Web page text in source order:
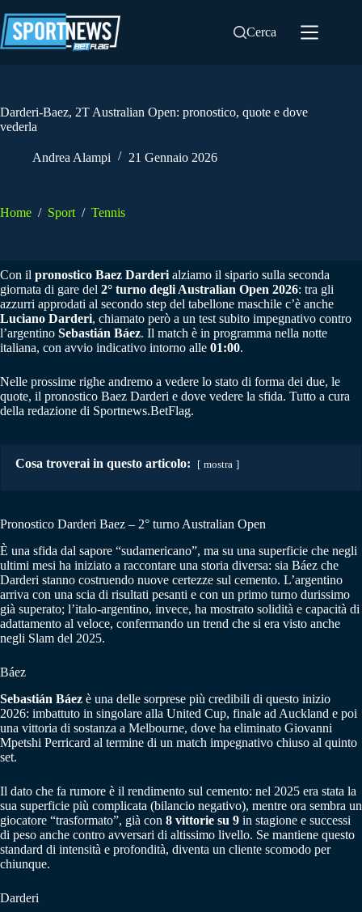
al
contenuto
Cerca
Darderi-Baez, 2T Australian Open: pronostico, quote e dove
vederla
Andrea Alampi 21 Gennaio 2026
Home / Sport / Tennis
Con il pronostico Baez Darderi alziamo il sipario sulla seconda
giornata di gare del 2° turno degli Australian Open 2026: tra gli
azzurri approdati al secondo step del tabellone maschile c’è anche
Luciano Darderi, chiamato però a un test subito impegnativo contro
l’argentino Sebastián Báez. Il match è in programma nella notte
italiana, con avvio indicativo intorno alle 01:00.
Nelle prossime righe andremo a vedere lo stato di forma dei due, le
quote, il pronostico Baez Darderi e dove vedere la sfida. Tutto a cura
della redazione di Sportnews.BetFlag.
Cosa troverai in questo articolo: mostra
Pronostico Darderi Baez – 2° turno Australian Open
È una sfida dal sapore “sudamericano”, ma su una superficie che negli
ultimi mesi ha iniziato a raccontare una storia diversa: sia Báez che
Darderi stanno costruendo nuove certezze sul cemento. L’argentino
arriva con una scia di risultati pesanti e con un primo turno durissimo
già superato; l’italo-argentino, invece, ha mostrato solidità e capacità di
adattamento al veloce, confermando un trend che si era visto anche
negli Slam del 2025.
Báez
Sebastián Báez è una delle sorprese più credibili di questo inizio
2026: imbattuto in singolare alla United Cup, finale ad Auckland e poi
una vittoria di sostanza a Melbourne, dove ha eliminato Giovanni
Mpetshi Perricard al termine di un match impegnativo chiuso al quinto
set.
Il dato che fa rumore è il rendimento sul cemento: nel 2025 era stata la
sua superficie più complicata (bilancio negativo), mentre ora sembra un
giocatore “trasformato”, già con 8 vittorie su 9 in stagione e successi
di peso anche contro avversari di altissimo livello. Se mantiene questo
standard di intensità e profondità, diventa un cliente scomodo per
chiunque.
Darderi